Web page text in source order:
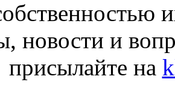
новости и
присылайте на